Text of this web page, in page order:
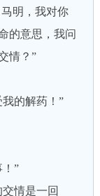
明，我对你
的意思，我问
情？”
的解药！”
”
情是一回